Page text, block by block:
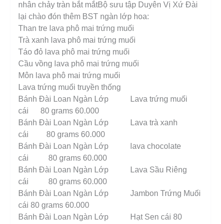
nhân chảy tràn bắt mắtBộ sưu tập Duyên Vị Xứ Đài
lại chào đón thêm BST ngàn lớp hoa:
Than tre lava phô mai trứng muối
Trà xanh lava phô mai trứng muối
Táo đỏ lava phô mai trứng muối
Cầu vồng lava phô mai trứng muối
Môn lava phô mai trứng muối
Lava trứng muối truyền thống
Bánh Đài Loan Ngàn Lớp Lava trứng muối
cái 80 grams 60.000
Bánh Đài Loan Ngàn Lớp Lava trà xanh
cái 80 grams 60.000
Bánh Đài Loan Ngàn Lớp lava chocolate
cái 80 grams 60.000
Bánh Đài Loan Ngàn Lớp Lava Sầu Riêng
cái 80 grams 60.000
Bánh Đài Loan Ngàn Lớp Jambon Trứng Muối
cái 80 grams 60.000
Bánh Đài Loan Ngàn Lớp Hạt Sen cái 80